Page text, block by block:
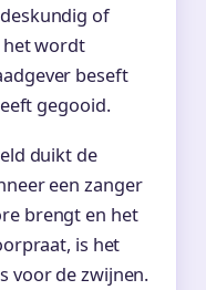
of
het wordt
beseft
gegooid.
duikt de
een zanger
brengt en het
is het
voor de zwijnen.